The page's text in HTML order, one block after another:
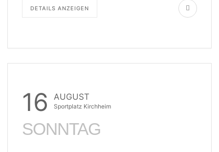
DETAILS ANZEIGEN
16 AUGUST
Sportplatz Kirchheim
SONNTAG